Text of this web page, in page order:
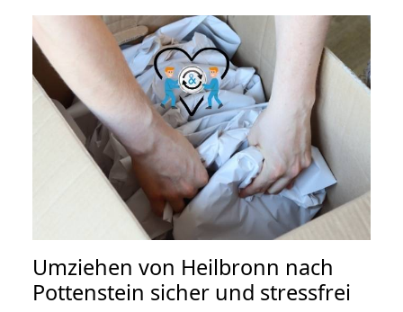
Umziehen von Heilbronn nach
Pottenstein sicher und stressfrei